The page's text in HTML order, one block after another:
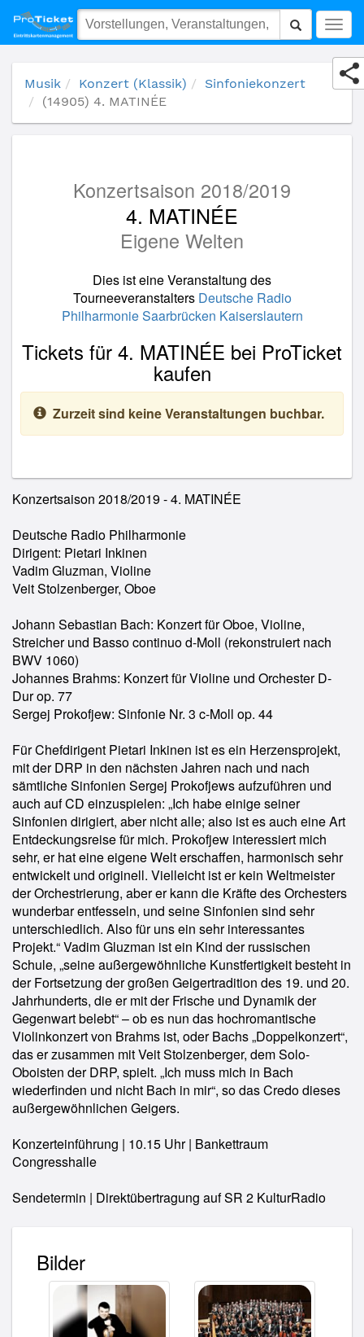
(14905) 4. MATINÉE
Musik Konzert (Klassik)
Sinfoniekonzert
(14905) 4. MATINÉE
Konzertsaison 2018/2019
4. MATINÉE
Eigene Welten
Dies ist eine Veranstaltung des
Tourneeveranstalters Deutsche Radio
Philharmonie Saarbrücken Kaiserslautern
Tickets für 4. MATINÉE bei ProTicket
kaufen
Zurzeit sind keine Veranstaltungen buchbar.
Konzertsaison 2018/2019 - 4. MATINÉE
Deutsche Radio Philharmonie
Dirigent: Pietari Inkinen
Vadim Gluzman, Violine
Veit Stolzenberger, Oboe
Johann Sebastian Bach: Konzert für Oboe, Violine,
Streicher und Basso continuo d-Moll (rekonstruiert nach
BWV 1060)
Johannes Brahms: Konzert für Violine und Orchester D-
Dur op. 77
Sergej Prokofjew: Sinfonie Nr. 3 c-Moll op. 44
Für Chefdirigent Pietari Inkinen ist es ein Herzensprojekt,
mit der DRP in den nächsten Jahren nach und nach
sämtliche Sinfonien Sergej Prokofjews aufzuführen und
auch auf CD einzuspielen: „Ich habe einige seiner
Sinfonien dirigiert, aber nicht alle; also ist es auch eine Art
Entdeckungsreise für mich. Prokofjew interessiert mich
sehr, er hat eine eigene Welt erschaffen, harmonisch sehr
entwickelt und originell. Vielleicht ist er kein Weltmeister
der Orchestrierung, aber er kann die Kräfte des Orchesters
wunderbar entfesseln, und seine Sinfonien sind sehr
unterschiedlich. Also für uns ein sehr interessantes
Projekt.“ Vadim Gluzman ist ein Kind der russischen
Schule, „seine außergewöhnliche Kunstfertigkeit besteht in
der Fortsetzung der großen Geigertradition des 19. und 20.
Jahrhunderts, die er mit der Frische und Dynamik der
Gegenwart belebt“ – ob es nun das hochromantische
Violinkonzert von Brahms ist, oder Bachs „Doppelkonzert“,
das er zusammen mit Veit Stolzenberger, dem Solo-
Oboisten der DRP, spielt. „Ich muss mich in Bach
wiederfinden und nicht Bach in mir“, so das Credo dieses
außergewöhnlichen Geigers.
Konzerteinführung | 10.15 Uhr | Bankettraum
Congresshalle
Sendetermin | Direktübertragung auf SR 2 KulturRadio
Bilder